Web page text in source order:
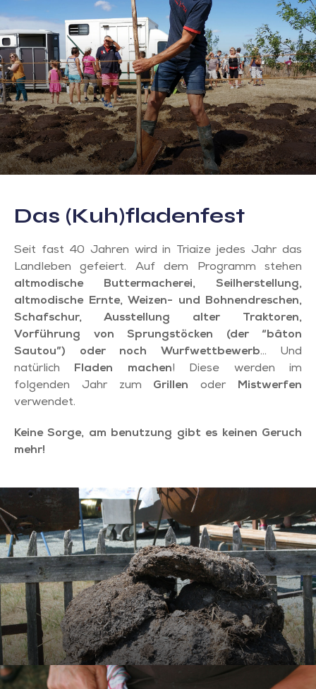
Das (Kuh)fladenfest
Seit fast 40 Jahren wird in Triaize jedes Jahr das
Landleben gefeiert. Auf dem Programm stehen
altmodische Buttermacherei, Seilherstellung,
altmodische Ernte, Weizen- und Bohnendreschen,
Schafschur, Ausstellung alter Traktoren,
Vorführung von Sprungstöcken (der “bâton
Sautou”) oder noch Wurfwettbewerb… Und
natürlich Fladen machen! Diese werden im
folgenden Jahr zum Grillenoder Mistwerfen
verwendet.
Keine Sorge, am benutzung gibt es keinen Geruch
mehr!